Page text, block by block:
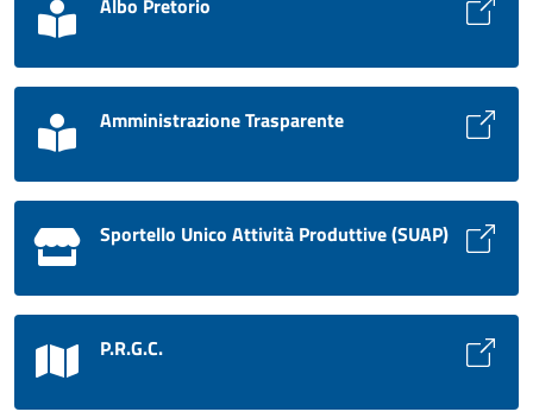
Amministrazione Trasparente
Sportello Unico Attività Produttive (SUAP)
P.R.G.C.